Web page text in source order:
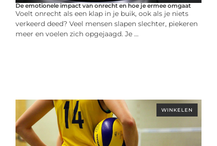
De emotionele impact van onrecht en hoe je ermee omgaat
Voelt onrecht als een klap in je buik, ook als je niets
verkeerd deed? Veel mensen slapen slechter, piekeren
meer en voelen zich opgejaagd. Je ...
WINKELEN